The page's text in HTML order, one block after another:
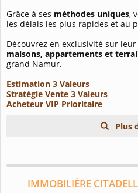
Grâce à ses méthodes uniques,
les délais les plus rapides et au
Découvrez en exclusivité sur
maisons, appartements et
grand Namur.
Estimation 3 Valeurs
Stratégie Vente 3 Valeurs
Acheteur VIP Prioritaire
Plus
IMMOBILIÈRE